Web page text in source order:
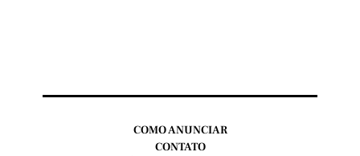
COMO ANUNCIAR
CONTATO